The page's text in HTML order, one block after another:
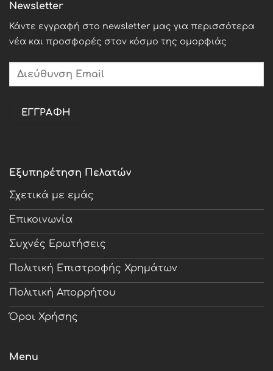
Εξυπηρέτηση Πελατών
Σχετικά με εμάς
Επικοινωνία
Συχνές Ερωτήσεις
Πολιτική Επιστροφής Χρημάτων
Πολιτική Απορρήτου
Όροι Χρήσης
Menu
Newsletter
Κάντε εγγραφή στο newsletter μας για περισσότερα
νέα και προσφορές στον κόσμο της ομορφιάς